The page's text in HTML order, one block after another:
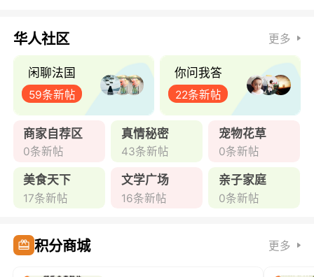
华人社区 更多
闲聊法国
59条新帖
你问我答
22条新帖
商家自荐区
0条新帖
真情秘密
43条新帖
宠物花草
0条新帖
美食天下
17条新帖
文学广场
16条新帖
亲子家庭
0条新帖
积分商城 更多